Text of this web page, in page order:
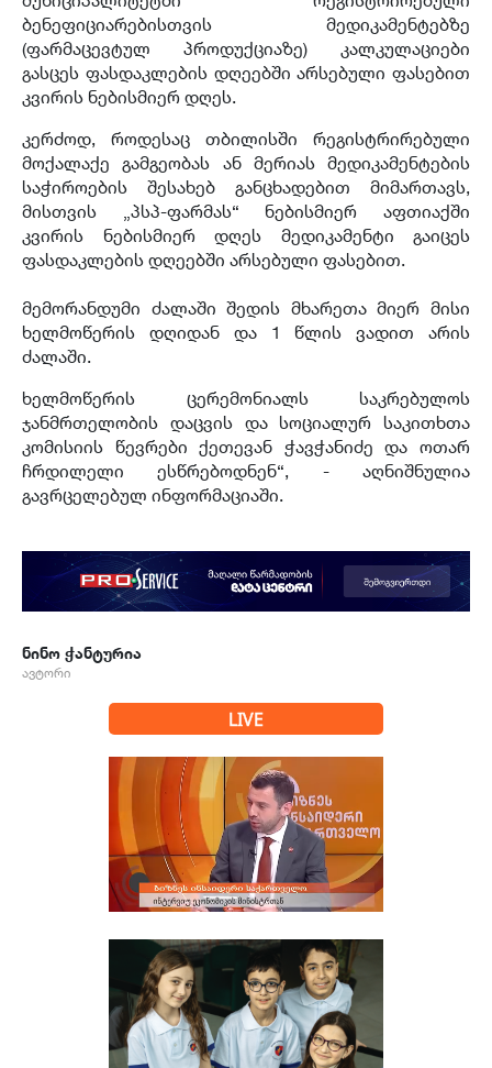
ბენეფიციარებისთვის მედიკამენტებზე
(ფარმაცევტულ პროდუქციაზე) კალკულაციები
გასცეს ფასდაკლების დღეებში არსებული ფასებით
კვირის ნებისმიერ დღეს.
კერძოდ, როდესაც თბილისში რეგისტრირებული
მოქალაქე გამგეობას ან მერიას მედიკამენტების
საჭიროების შესახებ განცხადებით მიმართავს,
მისთვის „პსპ-ფარმას“ ნებისმიერ აფთიაქში
კვირის ნებისმიერ დღეს მედიკამენტი გაიცეს
ფასდაკლების დღეებში არსებული ფასებით.
მემორანდუმი ძალაში შედის მხარეთა მიერ მისი
ხელმოწერის დღიდან და 1 წლის ვადით არის
ძალაში.
ხელმოწერის ცერემონიალს საკრებულოს
ჯანმრთელობის დაცვის და სოციალურ საკითხთა
კომისიის წევრები ქეთევან ჭავჭანიძე და ოთარ
ჩრდილელი ესწრებოდნენ“, - აღნიშნულია
გავრცელებულ ინფორმაციაში.
ნინო ჭანტურია
ავტორი
LIVE